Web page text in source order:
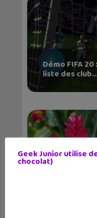
Démo FIFA
liste des
Geek Junior utilise
chocolat)